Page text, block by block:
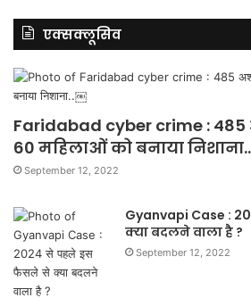
एक्सक्लूसिव
Faridabad cyber crime : 485
60 महिलाओं को बनाया
September 12, 2022
Gyanvapi Case :
क्या बदलने वाला है ?
September 12, 2022